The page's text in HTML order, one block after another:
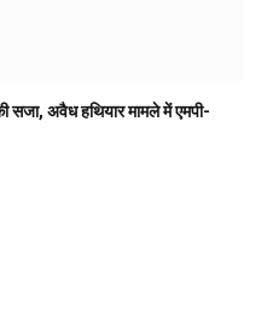
सजा, अवैध हथियार मामले में एमपी-